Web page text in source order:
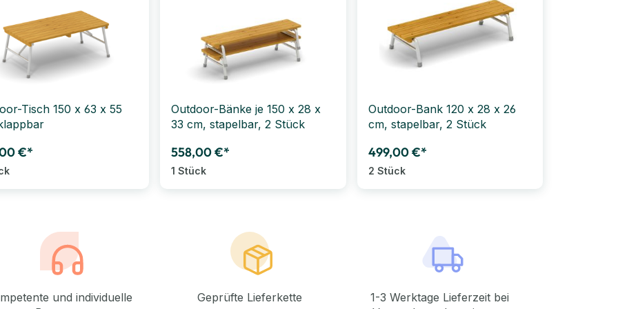
Tisch 150 x 63 x 55
€*
Outdoor-Bänke je 150 x 28 x
33 cm, stapelbar, 2 Stück
558,00 €*
1 Stück
Outdoor-Bank 120 x 28 x 26
cm, stapelbar, 2 Stück
499,00 €*
2 Stück
und individuelle
Geprüfte Lieferkette
1-3 Werktage Lieferzeit bei